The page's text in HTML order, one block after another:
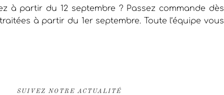
à partir du 12 septembre ? Passez commande dès
à partir du 1er septembre. Toute l’équipe vous
SUIVEZ NOTRE ACTUALITÉ